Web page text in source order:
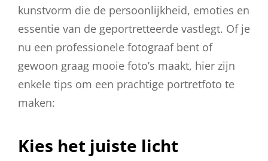
kunstvorm die de persoonlijkheid, emoties en
essentie van de geportretteerde vastlegt. Of je
nu een professionele fotograaf bent of
gewoon graag mooie foto’s maakt, hier zijn
enkele tips om een prachtige portretfoto te
maken:
Kies het juiste licht